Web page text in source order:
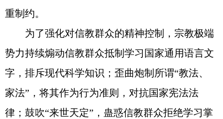
重制约。
为了强化对信教群众的精神控制，宗教极端
势力持续煽动信教群众抵制学习国家通用语言文
字，排斥现代科学知识；歪曲炮制所谓“教法、
家法”，将其作为行为准则，对抗国家宪法法
律；鼓吹“来世天定”，蛊惑信教群众拒绝学习掌